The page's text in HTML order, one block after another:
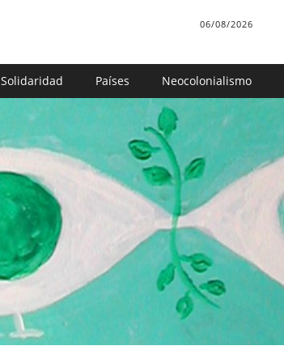
06/08/2026
Solidaridad Países Neocolonialismo